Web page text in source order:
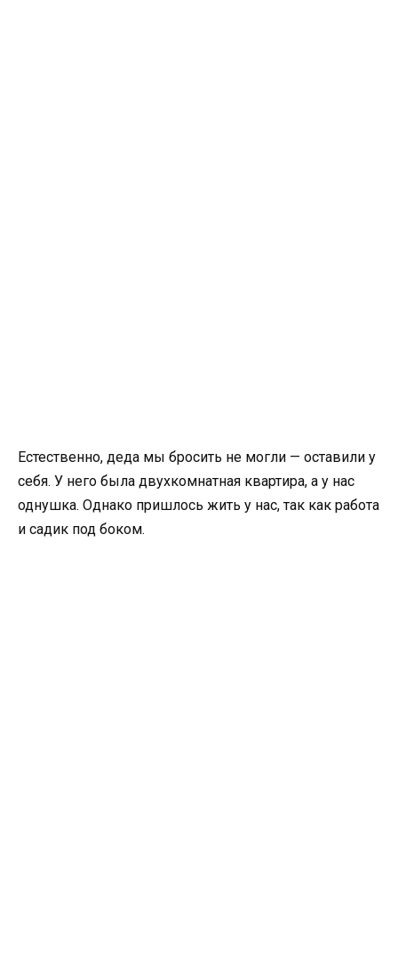
Естественно, деда мы бросить не могли — оставили у
себя. У него была двухкомнатная квартира, а у нас
однушка. Однако пришлось жить у нас, так как работа
и садик под боком.